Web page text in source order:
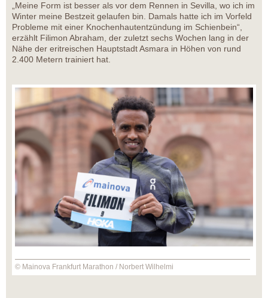
„Meine Form ist besser als vor dem Rennen in Sevilla, wo ich im
Winter meine Bestzeit gelaufen bin. Damals hatte ich im Vorfeld
Probleme mit einer Knochenhautentzündung im Schienbein“,
erzählt Filimon Abraham, der zuletzt sechs Wochen lang in der
Nähe der eritreischen Hauptstadt Asmara in Höhen von rund
2.400 Metern trainiert hat.
© Mainova Frankfurt Marathon / Norbert Wilhelmi